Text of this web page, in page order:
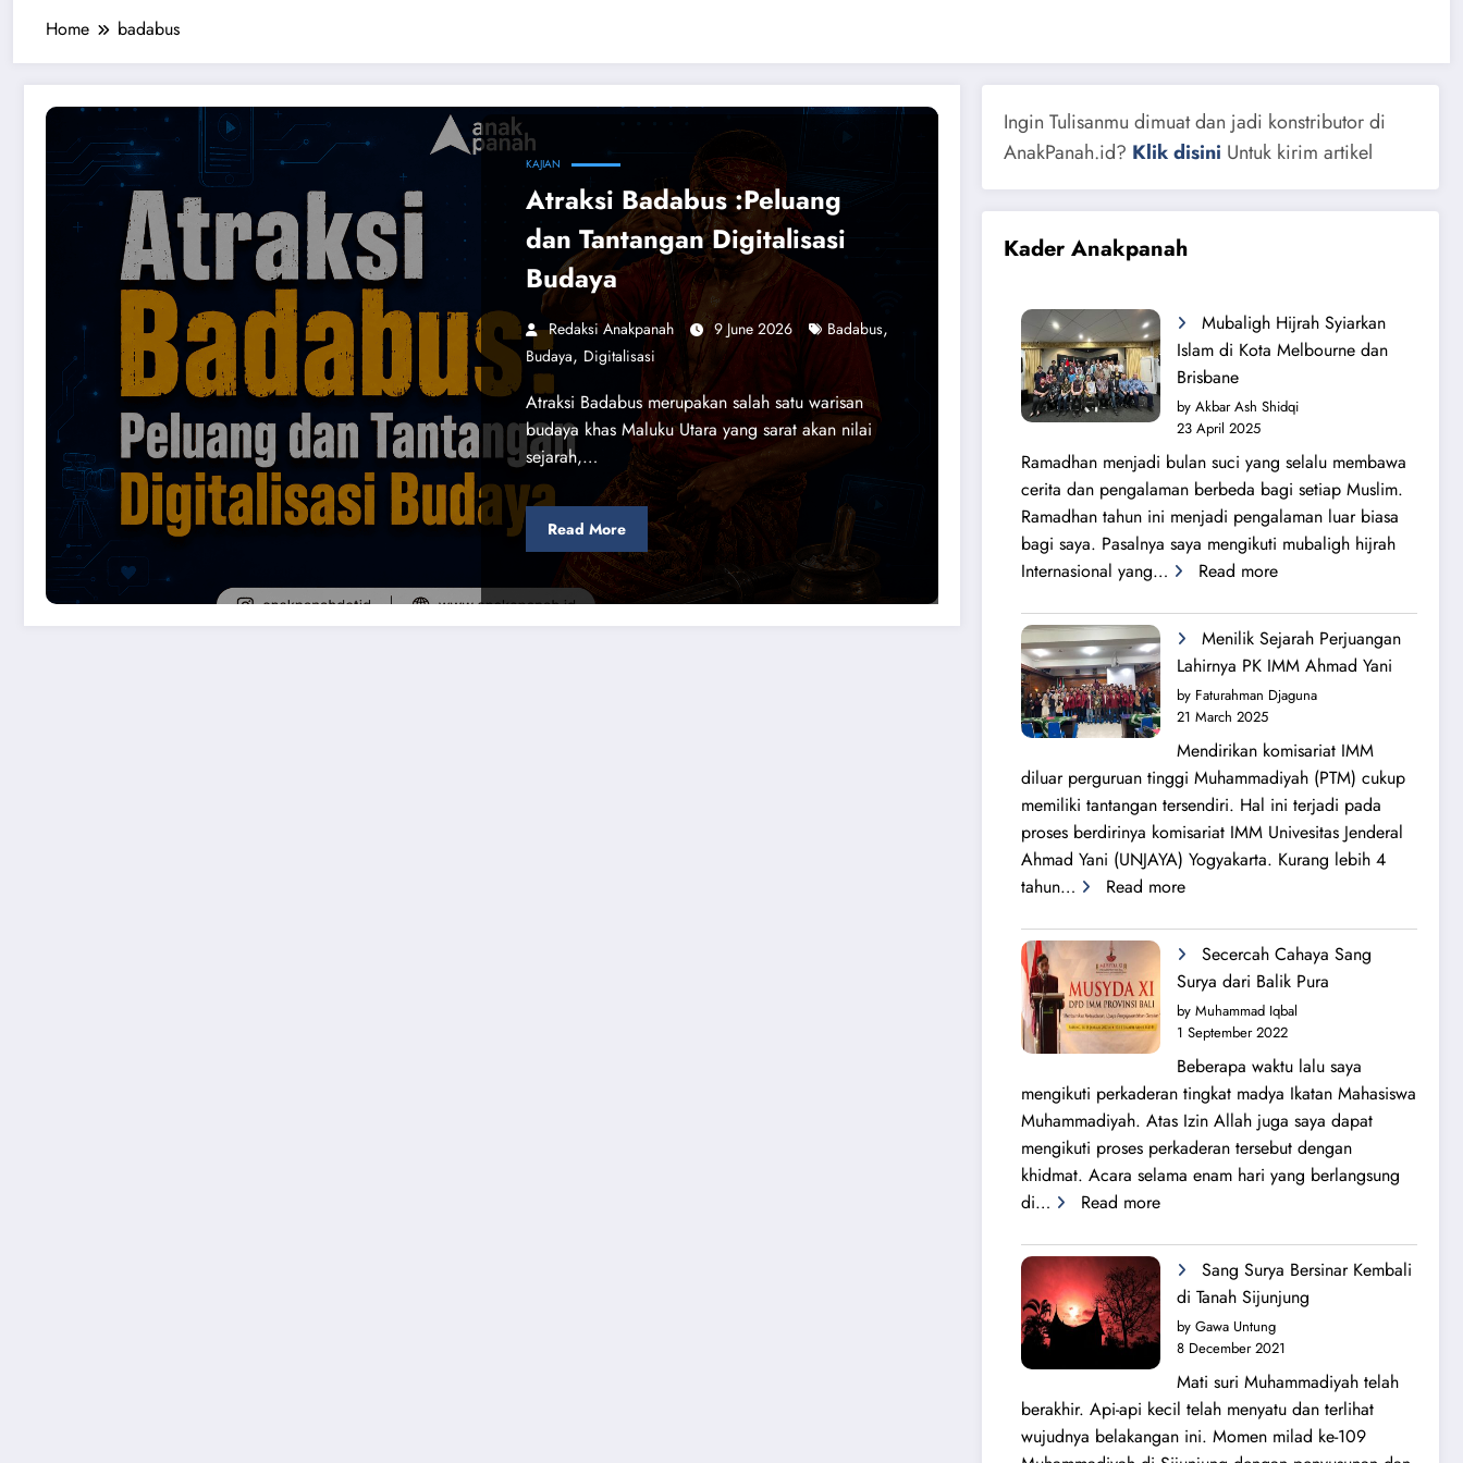
Home badabus
KAJIAN
Atraksi Badabus :Peluang
dan Tantangan Digitalisasi
Budaya
Redaksi Anakpanah 9 June 2026 Badabus,
Budaya, Digitalisasi
Atraksi Badabus merupakan salah satu warisan
budaya khas Maluku Utara yang sarat akan nilai
sejarah,…
Read More
Ingin Tulisanmu dimuat dan jadi konstributor di
AnakPanah.id? Klik disini Untuk kirim artikel
Kader Anakpanah
Mubaligh Hijrah Syiarkan
Islam di Kota Melbourne dan
Brisbane
by Akbar Ash Shidqi
23 April 2025
Ramadhan menjadi bulan suci yang selalu membawa
cerita dan pengalaman berbeda bagi setiap Muslim.
Ramadhan tahun ini menjadi pengalaman luar biasa
bagi saya. Pasalnya saya mengikuti mubaligh hijrah
Internasional yang…
Read more:
Hijrah
Syiarkan
Islam
di
Melbourne
dan
Brisbane
Menilik Sejarah Perjuangan
Lahirnya PK IMM Ahmad Yani
by Faturahman Djaguna
21 March 2025
Mendirikan komisariat IMM
diluar perguruan tinggi Muhammadiyah (PTM) cukup
memiliki tantangan tersendiri. Hal ini terjadi pada
proses berdirinya komisariat IMM Univesitas Jenderal
Ahmad Yani (UNJAYA) Yogyakarta. Kurang lebih 4
tahun…
Read more:
Perjuangan
Lahirnya
PK
IMM
Ahmad
Yani
Secercah Cahaya Sang
Surya dari Balik Pura
by Muhammad Iqbal
1 September 2022
Beberapa waktu lalu saya
mengikuti perkaderan tingkat madya Ikatan Mahasiswa
Muhammadiyah. Atas Izin Allah juga saya dapat
mengikuti proses perkaderan tersebut dengan
khidmat. Acara selama enam hari yang berlangsung
di…
Read more:
Sang
Surya
dari
Balik
Pura
Sang Surya Bersinar Kembali
di Tanah Sijunjung
by Gawa Untung
8 December 2021
Mati suri Muhammadiyah telah
berakhir. Api-api kecil telah menyatu dan terlihat
wujudnya belakangan ini. Momen milad ke-109